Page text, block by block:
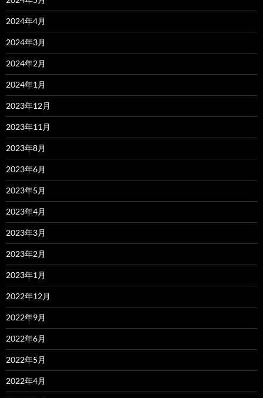
2024年4月
2024年3月
2024年2月
2024年1月
2023年12月
2023年11月
2023年8月
2023年6月
2023年5月
2023年4月
2023年3月
2023年2月
2023年1月
2022年12月
2022年9月
2022年6月
2022年5月
2022年4月